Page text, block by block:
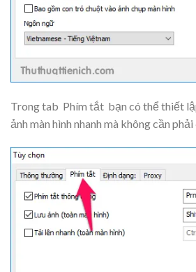
Trong tab Phím tắt bạn có thể thiết
ảnh màn hình nhanh mà không cần